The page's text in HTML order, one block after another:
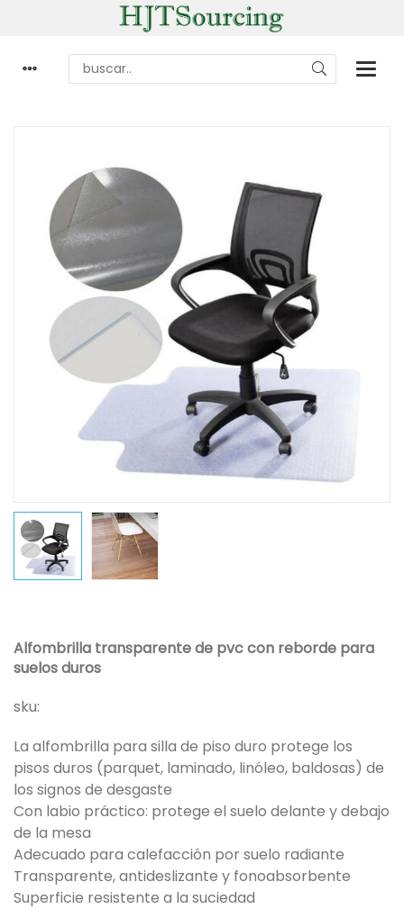
Alfombrilla transparente de pvc con reborde para
suelos duros
sku:
La alfombrilla para silla de piso duro protege los
pisos duros (parquet, laminado, linóleo, baldosas) de
los signos de desgaste
Con labio práctico: protege el suelo delante y debajo
de la mesa
Adecuado para calefacción por suelo radiante
Transparente, antideslizante y fonoabsorbente
Superficie resistente a la suciedad